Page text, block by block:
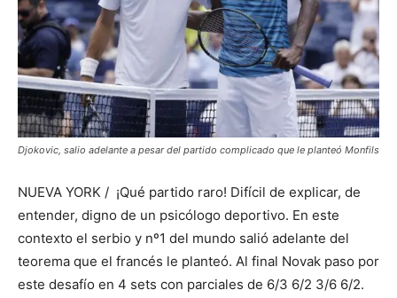
Djokovic, salio adelante a pesar del partido complicado que le planteó Monfils
NUEVA YORK / ¡Qué partido raro! Difícil de explicar, de
entender, digno de un psicólogo deportivo. En este
contexto el serbio y nº1 del mundo salió adelante del
teorema que el francés le planteó. Al final Novak paso por
este desafío en 4 sets con parciales de 6/3 6/2 3/6 6/2.